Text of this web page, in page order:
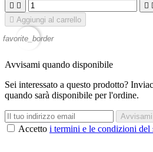
  
 Aggiungi al carrello
favorite_border
Avvisami quando disponibile
Sei interessato a questo prodotto?
quando sarà disponibile per l'ordine.
Accetto i termini e le condizioni del